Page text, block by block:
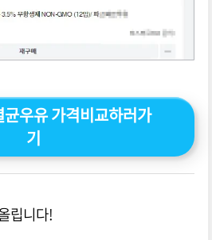
우유 가격비교하러가
기
립니다!